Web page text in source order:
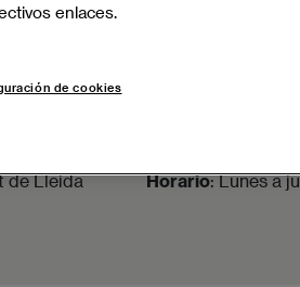
EAE
en
de Lleida
Horario: Lunes a
enlaces.
de cookies